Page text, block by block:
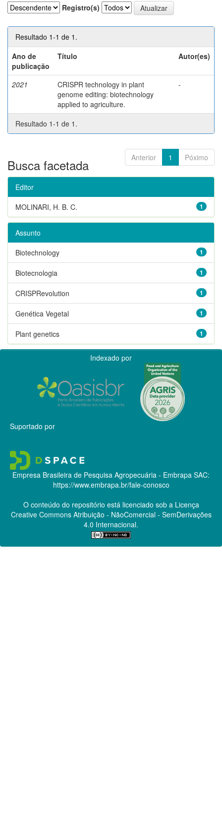
Registro(s)
Resultado 1-1 de 1.
Ano de
publicação
Título Autor(es)
2021
CRISPR technology in plant
genome editing: biotechnology
applied to agriculture.
-
Resultado 1-1 de 1.
Anterior 1 Póximo
Busca facetada
Editor
1
MOLINARI, H. B. C.
Assunto
1
Biotechnology
1
Biotecnologia
1
CRISPRevolution
1
Genética Vegetal
1
Plant genetics
Indexado por
Suportado por
Empresa Brasileira de Pesquisa Agropecuária - Embrapa SAC:
https://www.embrapa.br/fale-conosco
O conteúdo do repositório está licenciado sob a Licença
Creative CommonsAtribuição - NãoComercial - SemDerivações
4.0 Internacional.